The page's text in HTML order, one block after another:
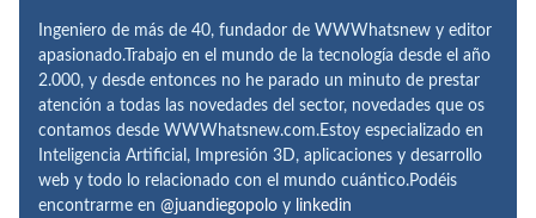
Ingeniero de más de 40, fundador de WWWhatsnew y editor
apasionado.Trabajo en el mundo de la tecnología desde el año
2.000, y desde entonces no he parado un minuto de prestar
atención a todas las novedades del sector, novedades que os
contamos desde WWWhatsnew.com.Estoy especializado en
Inteligencia Artificial, Impresión 3D, aplicaciones y desarrollo
web y todo lo relacionado con el mundo cuántico.Podéis
encontrarme en @juandiegopolo y linkedin